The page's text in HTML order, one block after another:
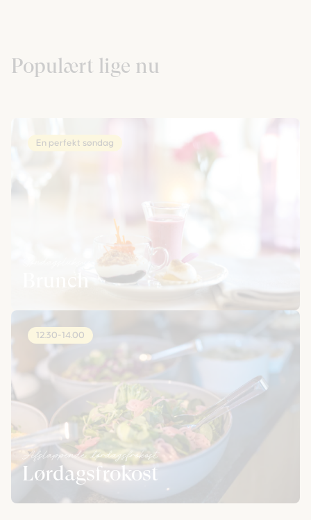
Populært lige nu
En perfekt søndag
Brunch
12.30-14.00
Afslappende lørdagsfrokost
Lørdagsfrokost